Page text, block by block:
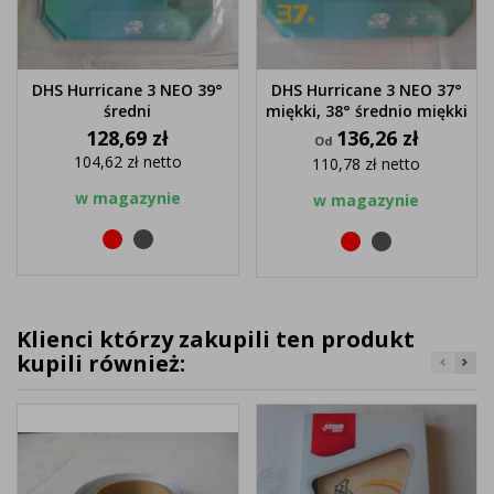
DHS Hurricane 3 NEO 39°
średni
Cena
128,69 zł
104,62 zł netto
w magazynie
Czerwony
Czarny
DHS Hurricane 3 NEO 37°
miękki, 38° średnio miękki
Od Cena
136,26 zł
110,78 złnetto
w magazynie
Czerwony
Czarny
Klienci którzy zakupili ten produkt
kupili również: